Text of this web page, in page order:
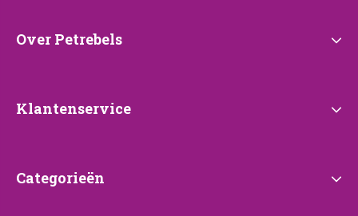
Over
Over Petrebels
Klantenservice
Klantenservice
Categorieën
Categorieën